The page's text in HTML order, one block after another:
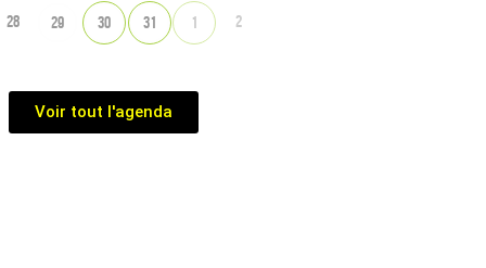
28 29 30 31 1 2
Voir tout l'agenda